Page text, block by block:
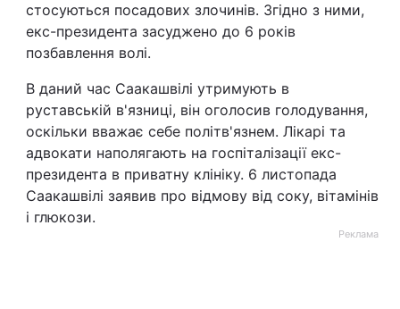
стосуються посадових злочинів. Згідно з ними,
екс-президента засуджено до 6 років
позбавлення волі.
В даний час Саакашвілі утримують в
руставській в'язниці, він оголосив голодування,
оскільки вважає себе політв'язнем. Лікарі та
адвокати наполягають на госпіталізації екс-
президента в приватну клініку. 6 листопада
Саакашвілі заявив про відмову від соку, вітамінів
і глюкози.
Реклама